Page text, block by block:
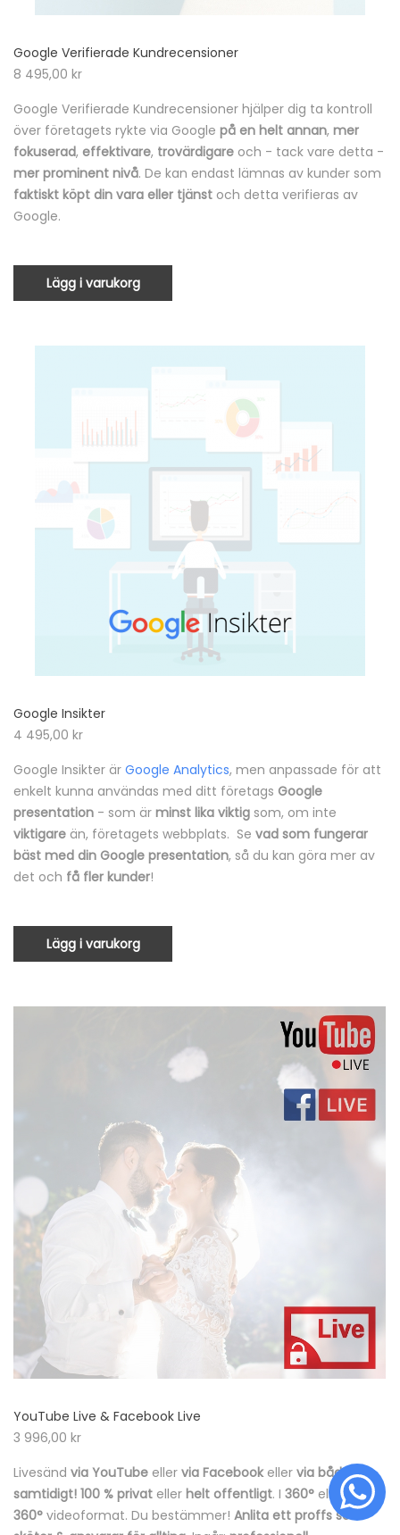
Google Verifierade Kundrecensioner
8 495,00 kr
Google Verifierade Kundrecensioner hjälper dig ta kontroll
över företagets rykte via Google på en helt annan, mer
fokuserad, effektivare, trovärdigare och - tack vare detta -
mer prominent nivå. De kan endast lämnas av kunder som
faktiskt köpt din vara eller tjänst och detta verifieras av
Google.
Lägg i varukorg
Google Insikter
4 495,00 kr
Google Insikter är Google Analytics, men anpassade för att
enkelt kunna användas med ditt företags Google
presentation - som är minst lika viktig som, om inte
viktigare än, företagets webbplats. Se vad som fungerar
bäst med din Google presentation, så du kan göra mer av
det och få fler kunder!
Lägg i varukorg
YouTube Live & Facebook Live
3 996,00 kr
Livesänd via YouTube eller via Facebook eller via båda
samtidigt! 100 % privat eller helt offentligt. I 360° ellericke-
360° videoformat. Du bestämmer! Anlita ett proffs som